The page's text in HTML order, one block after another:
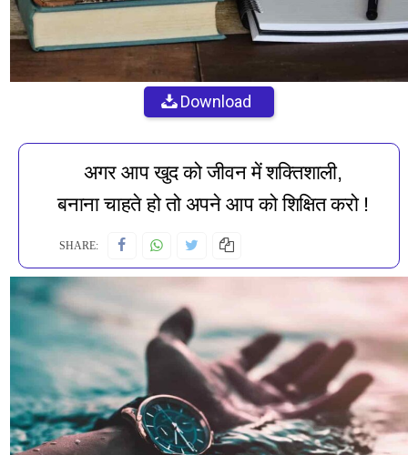
Download
अगर आप खुद को जीवन में शक्तिशाली,
बनाना चाहते हो तो अपने आप को शिक्षित करो !
SHARE: